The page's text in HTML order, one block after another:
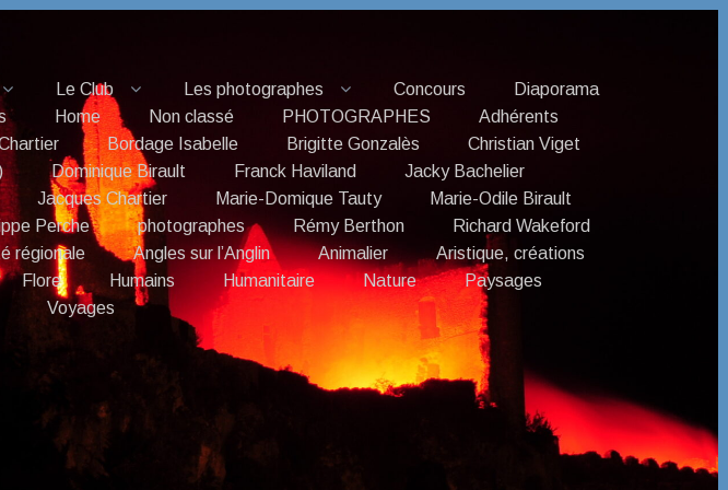
Le Club Les photographes Concours
Diaporama
Home Non classé PHOTOGRAPHES
Adhérents
Bordage Isabelle Brigitte Gonzalès
Christian Viget
Dominique Birault Franck Haviland
Jacky Bachelier
Jacques Chartier Marie-Domique Tauty
Marie-Odile Birault
Perche photographes Rémy Berthon
Richard Wakeford
régionale Angles sur l’Anglin Animalier
Aristique, créations
Flore Humains Humanitaire Nature
Paysages
Voyages